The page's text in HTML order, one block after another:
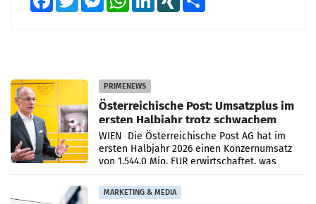
PRIMENEWS
Österreichische Post: Umsatzplus im
ersten Halbjahr trotz schwachem
Briefgeschäft
WIEN Die Österreichische Post AG hat im
ersten Halbjahr 2026 einen Konzernumsatz
von 1.544,0 Mio. EUR erwirtschaftet, was
einem Plus von 3,8 Prozent gegenüber dem
Vergleichszeitraum
MARKETING & MEDIA